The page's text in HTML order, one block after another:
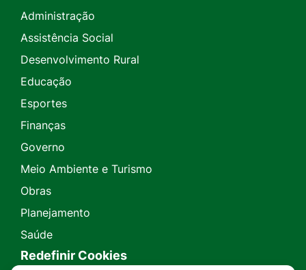
Administração
Assistência Social
Desenvolvimento Rural
Educação
Esportes
Finanças
Governo
Meio Ambiente e Turismo
Obras
Planejamento
Saúde
Redefinir Cookies